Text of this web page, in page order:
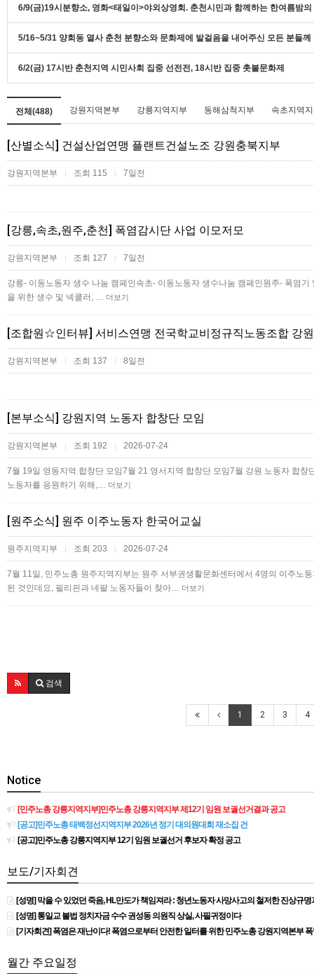
6/9(금)19시분향소, 영화<태일이>야외상영회. 춘천시민과 함께하는 한여름밤의
5/16~5/31 양회동 열사 춘천 분향소와 문화제에 발걸음을 내어주신 모든 분들
6/2(금) 17시반 춘천지역 시민사회 집중 선전전, 18시반 집중 촛불문화제
전체(488) 강원지역본부 강릉지역지부 동해삼척지부 속초지역
[산별소식] 건설산업연맹 플랜트건설노조 강원충북지부
강원지역본부 | 조회 115 | 7일전
[강릉,속초,원주,춘천] 폭염감시단 사업 이모저모
강원지역본부 | 조회 127 | 7일전
강릉- 이동노동자 생수 나눔 캠페인속초- 이동노동자 생수나눔 캠페인원주- 폭염
을 위한 생수 및 넥쿨러, …
더보기
[조합원☆인터뷰] 서비스연맹 전국학교비정규직노동조합 강
강원지역본부 | 조회 137 | 8일전
[본부소식] 강원지역 노동자 합창단 모임
강원지역본부 | 조회 192 | 2026-07-24
7월 19일 영동지역 합창단 모임7월 21 영서지역 합창단 모임 7월 강원 노동자 합
노동자를 응원하기 위해,…
더보기
[원주소식] 원주 이주노동자 한국어교실
원주지역지부 | 조회 203 | 2026-07-24
7월 11일, 민주노총 원주지역지부는 원주 서부권생활문화센터에서 4명의 이주노
된 것인데요, 필리핀과 네팔 노동자들이 찾아…
더보기
검색
1 2 3 4
Notice
[민주노총 강릉지역지부]민주노총 강릉지역지부 제12기 임원 보궐선거결과 공고
[공고]민주노총 태백정선지역지부 2026년 정기 대의원대회 재소집 건
[공고]민주노총 강릉지역지부 12기 임원 보궐선거 후보자 확정 공고
보도/기자회견
[성명] 막을 수 있었던 죽음, HL만도가 책임져라 : 청년노동자 사망사고의 철저한 진상규
[성명] 통일교 불법 정치자금 수수 권성동 의원직 상실, 사필귀정이다
[기자회견] 폭염은 재난이다! 폭염으로부터 안전한 일터를 위한 민주노총 강원지역본부
월간 주요일정